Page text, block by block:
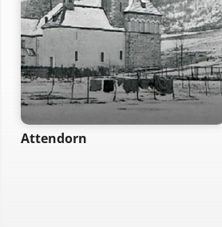
Attendorn